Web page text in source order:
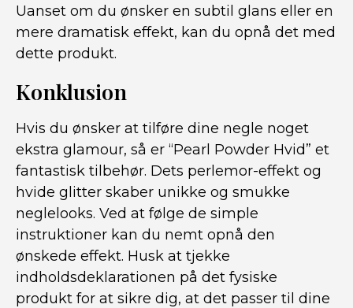
Uanset om du ønsker en subtil glans eller en
mere dramatisk effekt, kan du opnå det med
dette produkt.
Konklusion
Hvis du ønsker at tilføre dine negle noget
ekstra glamour, så er “Pearl Powder Hvid” et
fantastisk tilbehør. Dets perlemor-effekt og
hvide glitter skaber unikke og smukke
neglelooks. Ved at følge de simple
instruktioner kan du nemt opnå den
ønskede effekt. Husk at tjekke
indholdsdeklarationen på det fysiske
produkt for at sikre dig, at det passer til dine